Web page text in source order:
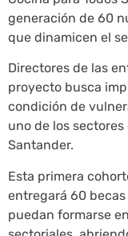
generación de 60
que dinamicen el
Directores de las
proyecto busca
condición de
uno de los
Santander.
Esta primera
entregará 60
puedan formarse